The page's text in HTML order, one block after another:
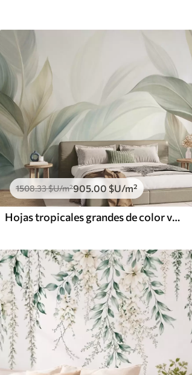
1508.33$U/m²905 .00 $U/m²
Hojas tropicales grandes de color verde pálido con tonos suaves y pasteles, obra de arte con textura